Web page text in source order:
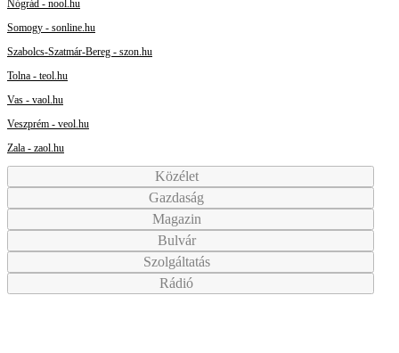
Nógrád - nool.hu
Somogy - sonline.hu
Szabolcs-Szatmár-Bereg - szon.hu
Tolna - teol.hu
Vas - vaol.hu
Veszprém - veol.hu
Zala - zaol.hu
Közélet
Gazdaság
Magazin
Bulvár
Szolgáltatás
Rádió